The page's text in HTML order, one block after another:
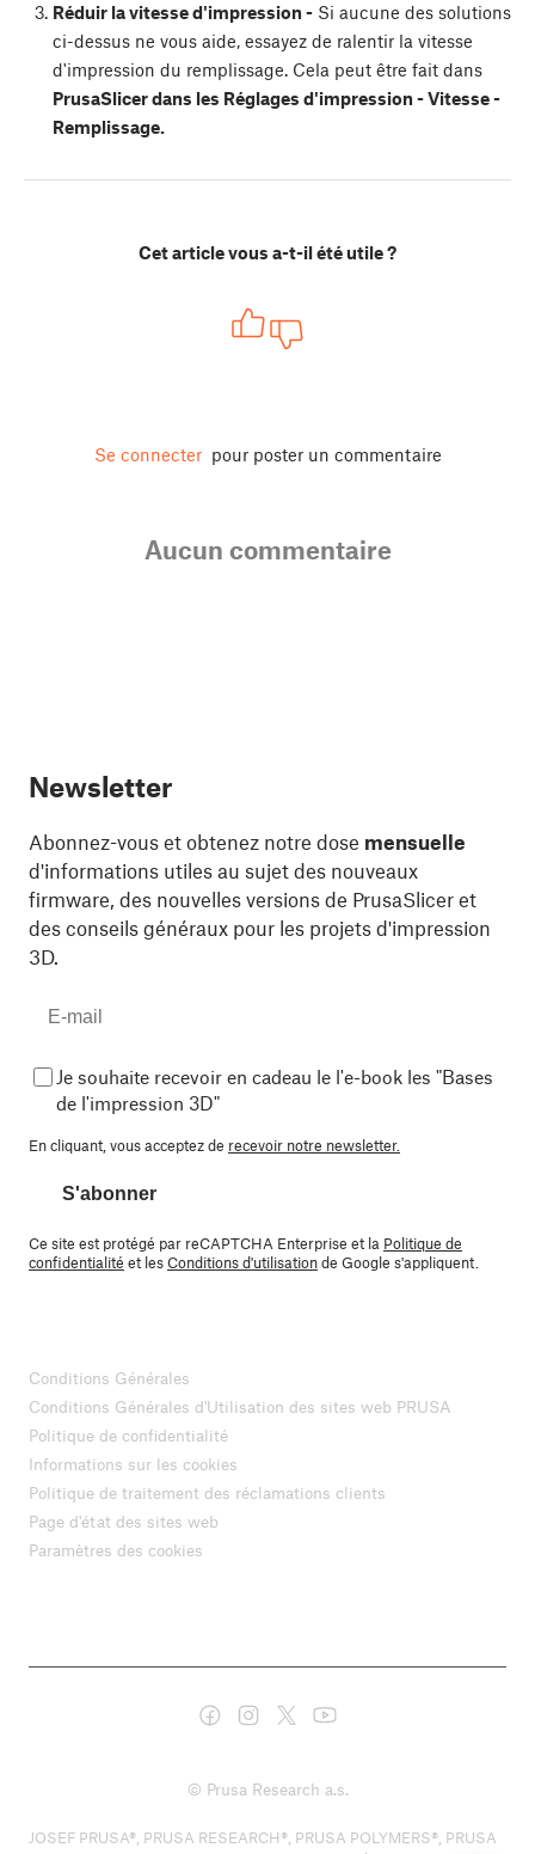
Réduir la vitesse d'impression -Si aucune des solutions
ci-dessus ne vous aide, essayez de ralentir la vitesse
d'impression du remplissage. Cela peut être fait dans
PrusaSlicer dans les Réglages d'impression - Vitesse -
Remplissage.
Cet article vous a-t-il été utile ?
Se connecter pour poster un commentaire
Aucun commentaire
Newsletter
Abonnez-vous et obtenez notre dose mensuelle
d'informations utiles au sujet des nouveaux
firmware, des nouvelles versions de PrusaSlicer et
des conseils généraux pour les projets d'impression
3D.
Je souhaite recevoir en cadeau le l'e-book les "Bases
de l'impression 3D"
En cliquant, vous acceptez de recevoir notre newsletter.
S'abonner
Ce site est protégé par reCAPTCHA Enterprise et la Politique de
confidentialité et lesConditions d'utilisationde Google s'appliquent.
Conditions Générales
Conditions Générales d'Utilisation des sites web PRUSA
Politique de confidentialité
Informations sur les cookies
Politique de traitement des réclamations clients
Page d'état des sites web
Paramètres des cookies
© Prusa Research a.s.
JOSEF PRUSA®, PRUSA RESEARCH®, PRUSA POLYMERS®, PRUSA